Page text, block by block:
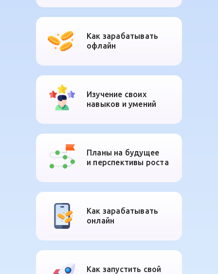
Как запустить свой
Как зарабатывать
онлайн
Планы на будущее
и перспективы роста
Изучение своих
навыков и умений
Как зарабатывать
офлайн